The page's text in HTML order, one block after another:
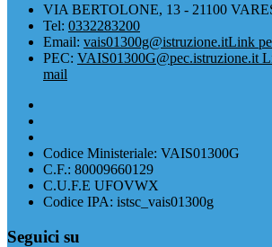
VIA BERTOLONE, 13 - 21100
Tel: 0332283200
Email: vais01300g@istruzione.itLink
PEC: VAIS01300G@pec.istruzione.it
mail
Codice Ministeriale: VAIS01300G
C.F.: 80009660129
C.U.F.E UFOVWX
Codice IPA: istsc_vais01300g
Seguici su